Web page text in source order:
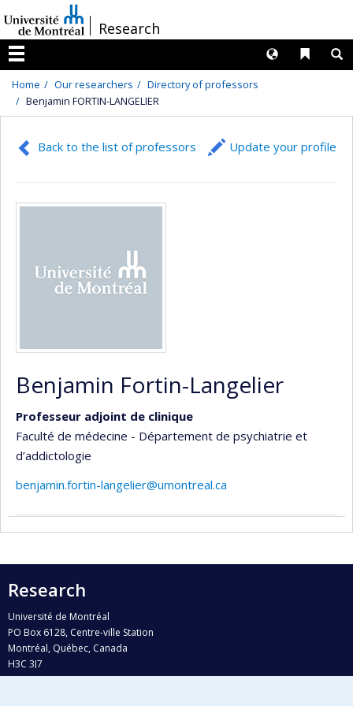
au
contenu
/Research
Menu
Liens
Langues
Home Our researchers
Directory of professors
Benjamin FORTIN-LANGELIER
Back to the list of professors Update your profile
Benjamin Fortin-Langelier
Professeur adjoint de clinique
Faculté de médecine - Département de psychiatrie et
d’addictologie
benjamin.fortin-langelier@umontreal.ca
Research
Université de Montréal
PO Box 6128, Centre-ville Station
Montréal, Québec, Canada
H3C 3J7